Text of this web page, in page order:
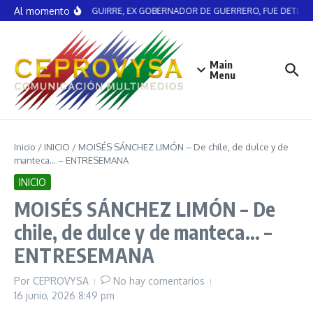
Saltar al contenido
Al momentoÁNGEL AGUIRRE, EX GOBERNADOR DE GUERRERO, FUE
Main
Menu
Inicio / INICIO / MOISÉS SÁNCHEZ LIMÓN – De chile, de dulce y de
manteca… – ENTRESEMANA
INICIO
MOISÉS SÁNCHEZ LIMÓN – De
chile, de dulce y de manteca… –
ENTRESEMANA
Por CEPROVYSA
No hay comentarios
16 junio, 2026 8:49 pm